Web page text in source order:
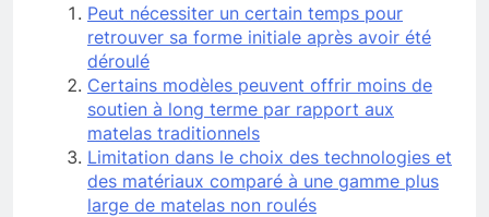
Peut nécessiter un certain temps pour
retrouver sa forme initiale après avoir été
déroulé
Certains modèles peuvent offrir moins de
soutien à long terme par rapport aux
matelas traditionnels
Limitation dans le choix des technologies et
des matériaux comparé à une gamme plus
large de matelas non roulés